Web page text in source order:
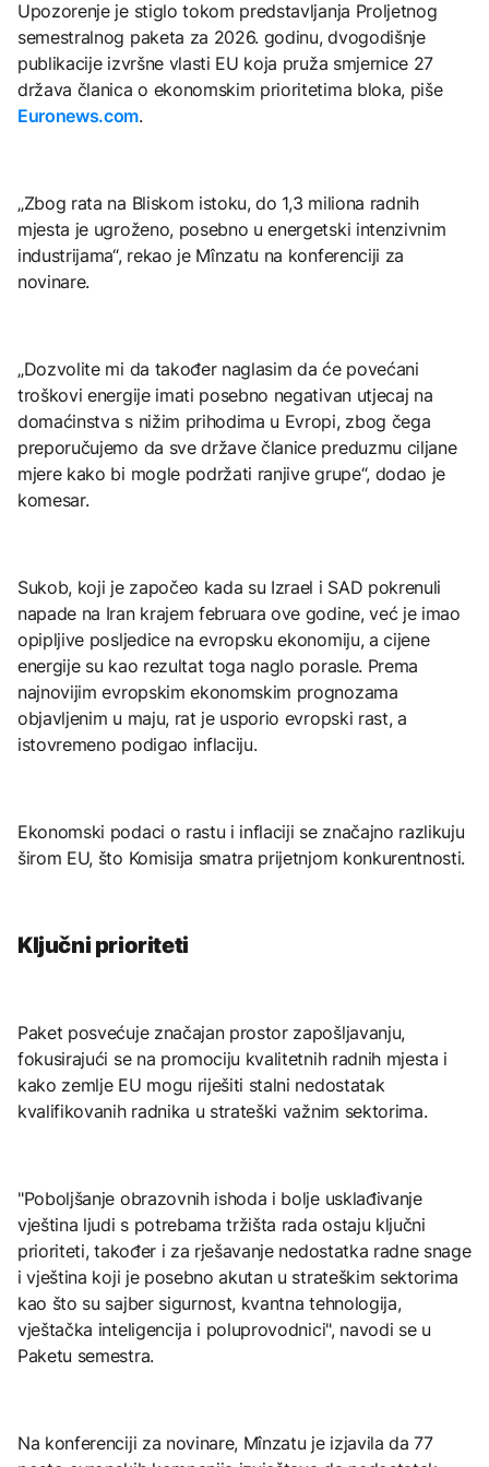
Upozorenje je stiglo tokom predstavljanja Proljetnog
semestralnog paketa za 2026. godinu, dvogodišnje
publikacije izvršne vlasti EU koja pruža smjernice 27
država članica o ekonomskim prioritetima bloka, piše
Euronews.com.
„Zbog rata na Bliskom istoku, do 1,3 miliona radnih
mjesta je ugroženo, posebno u energetski intenzivnim
industrijama“, rekao je Mînzatu na konferenciji za
novinare.
„Dozvolite mi da također naglasim da će povećani
troškovi energije imati posebno negativan utjecaj na
domaćinstva s nižim prihodima u Evropi, zbog čega
preporučujemo da sve države članice preduzmu ciljane
mjere kako bi mogle podržati ranjive grupe“, dodao je
komesar.
Sukob, koji je započeo kada su Izrael i SAD pokrenuli
napade na Iran krajem februara ove godine, već je imao
opipljive posljedice na evropsku ekonomiju, a cijene
energije su kao rezultat toga naglo porasle. Prema
najnovijim evropskim ekonomskim prognozama
objavljenim u maju, rat je usporio evropski rast, a
istovremeno podigao inflaciju.
Ekonomski podaci o rastu i inflaciji se značajno razlikuju
širom EU, što Komisija smatra prijetnjom konkurentnosti.
Ključni prioriteti
Paket posvećuje značajan prostor zapošljavanju,
fokusirajući se na promociju kvalitetnih radnih mjesta i
kako zemlje EU mogu riješiti stalni nedostatak
kvalifikovanih radnika u strateški važnim sektorima.
"Poboljšanje obrazovnih ishoda i bolje usklađivanje
vještina ljudi s potrebama tržišta rada ostaju ključni
prioriteti, također i za rješavanje nedostatka radne snage
i vještina koji je posebno akutan u strateškim sektorima
kao što su sajber sigurnost, kvantna tehnologija,
vještačka inteligencija i poluprovodnici", navodi se u
Paketu semestra.
Na konferenciji za novinare, Mînzatu je izjavila da 77